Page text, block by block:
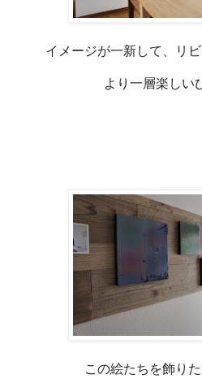
イメージが一新して、リ
より一層楽しい
この絵たちを飾りた